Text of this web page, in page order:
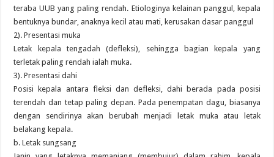
teraba UUB yang paling rendah. Etiologinya kelainan panggul, kepala
bentuknya bundar, anaknya kecil atau mati, kerusakan dasar panggul
2). Presentasi muka
Letak kepala tengadah (defleksi), sehingga bagian kepala yang
terletak paling rendah ialah muka.
3). Presentasi dahi
Posisi kepala antara fleksi dan defleksi, dahi berada pada posisi
terendah dan tetap paling depan. Pada penempatan dagu, biasanya
dengan sendirinya akan berubah menjadi letak muka atau letak
belakang kepala.
b. Letak sungsang